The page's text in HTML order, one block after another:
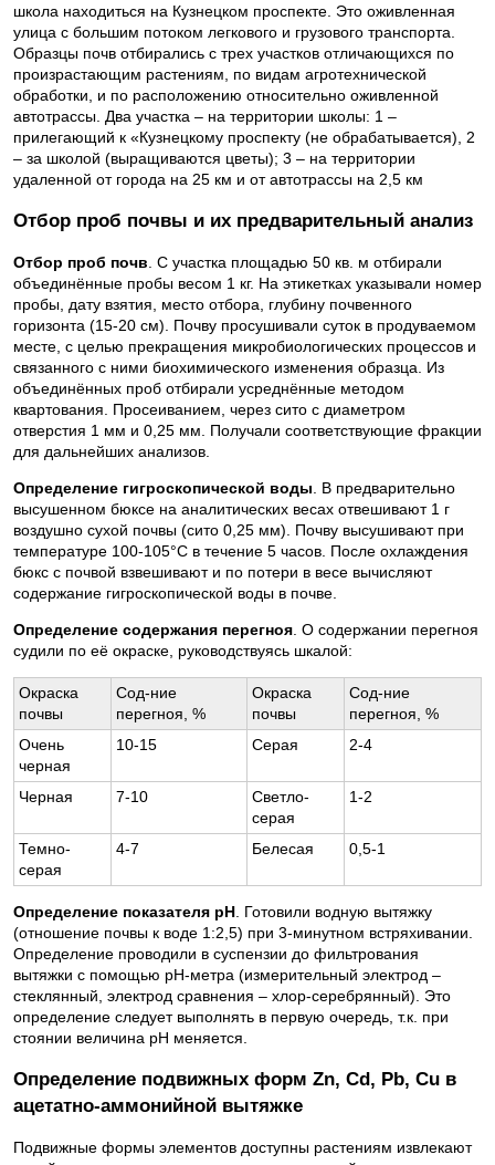
школа находиться на Кузнецком проспекте. Это оживленная
улица с большим потоком легкового и грузового транспорта.
Образцы почв отбирались с трех участков отличающихся по
произрастающим растениям, по видам агротехнической
обработки, и по расположению относительно оживленной
автотрассы. Два участка – на территории школы: 1 –
прилегающий к «Кузнецкому проспекту (не обрабатывается), 2
– за школой (выращиваются цветы); 3 – на территории
удаленной от города на 25 км и от автотрассы на 2,5 км
Отбор проб почвы и их предварительный анализ
Отбор проб почв . С участка площадью 50 кв. м отбирали
объединённые пробы весом 1 кг. На этикетках указывали номер
пробы, дату взятия, место отбора, глубину почвенного
горизонта (15-20 см). Почву просушивали суток в продуваемом
месте, с целью прекращения микробиологических процессов и
связанного с ними биохимического изменения образца. Из
объединённых проб отбирали усреднённые методом
квартования. Просеиванием, через сито с диаметром
отверстия 1 мм и 0,25 мм. Получали соответствующие фракции
для дальнейших анализов.
Определение гигроскопической воды . В предварительно
высушенном бюксе на аналитических весах отвешивают 1 г
воздушно сухой почвы (сито 0,25 мм). Почву высушивают при
температуре 100-105°C в течение 5 часов. После охлаждения
бюкс с почвой взвешивают и по потери в весе вычисляют
содержание гигроскопической воды в почве.
Определение содержания перегноя . О содержании перегноя
судили по её окраске, руководствуясь шкалой:
Окраска
почвы
Сод-ние
перегноя, %
Окраска
почвы
Сод-ние
перегноя, %
Очень
черная
10-15 Серая 2-4
Черная 7-10
Светло-
серая
1-2
Темно-
серая
4-7 Белесая 0,5-1
Определение показателя рН . Готовили водную вытяжку
(отношение почвы к воде 1:2,5) при 3-минутном встряхивании.
Определение проводили в суспензии до фильтрования
вытяжки с помощью рН-метра (измерительный электрод –
стеклянный, электрод сравнения – хлор-серебрянный). Это
определение следует выполнять в первую очередь, т.к. при
стоянии величина рН меняется.
Определение подвижных форм Zn, Cd, Pb, Cu в
ацетатно-аммонийной вытяжке
Подвижные формы элементов доступны растениям извлекают